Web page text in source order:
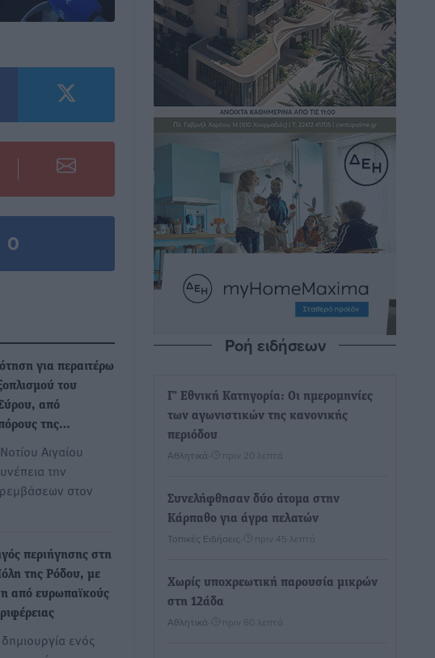
0
για περαιτέρω
του
από
της…
Αιγαίου
την
στον
περιήγησης στη
της Ρόδου, με
από ευρωπαϊκούς
ενός
Ροή ειδήσεων
Γ’ Εθνική Κατηγορία: Οι ημερομηνίες
των αγωνιστικών της κανονικής
περιόδου
Αθλητικά πριν 20 λεπτά
Συνελήφθησαν δύο άτομα στην
Κάρπαθο για άγρα πελατών
Τοπικές Ειδήσεις πριν 45 λεπτά
Χωρίς υποχρεωτική παρουσία μικρών
στη 12άδα
Αθλητικά πριν 60 λεπτά